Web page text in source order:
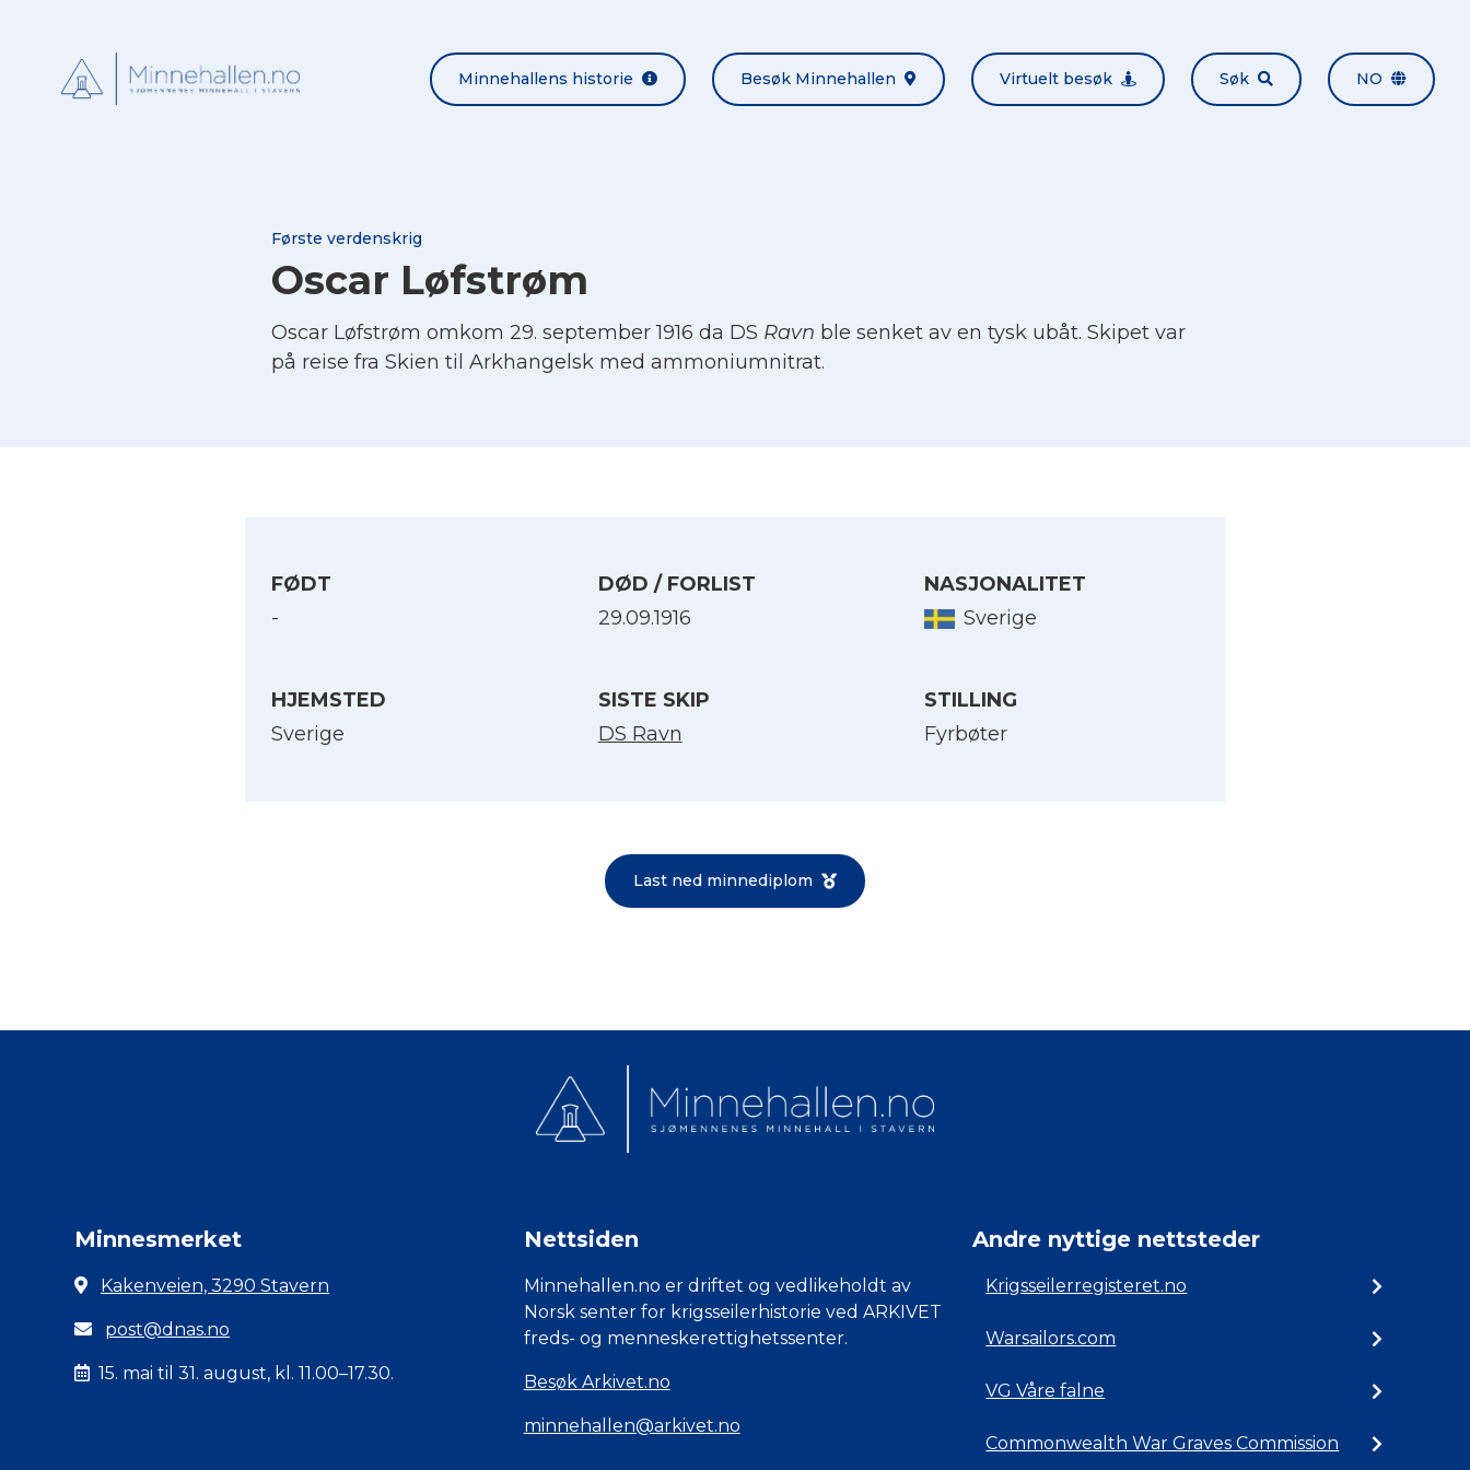
Minnehallens historie Besøk Minnehallen Virtuelt besøk Søk NO
Første verdenskrig
Oscar Løfstrøm
Oscar Løfstrøm omkom 29. september 1916 da DS Ravn ble senket av en tysk ubåt. Skipet var
på reise fra Skien til Arkhangelsk med ammoniumnitrat.
FØDT
-
DØD / FORLIST
29.09.1916
NASJONALITET
Sverige
HJEMSTED
Sverige
SISTE SKIP
DS Ravn
STILLING
Fyrbøter
Last ned minnediplom
Minnesmerket
Kakenveien, 3290 Stavern
post@dnas.no
15. mai til 31. august, kl. 11.00–17.30.
Nettsiden
Minnehallen.no er driftet og vedlikeholdt av
Norsk senter for krigsseilerhistorie ved ARKIVET
freds- og menneskerettighetssenter.
Besøk Arkivet.no
minnehallen@arkivet.no
Andre nyttige nettsteder
Krigsseilerregisteret.no
Warsailors.com
VG Våre falne
Commonwealth War Graves Commission
Norsk bokmål